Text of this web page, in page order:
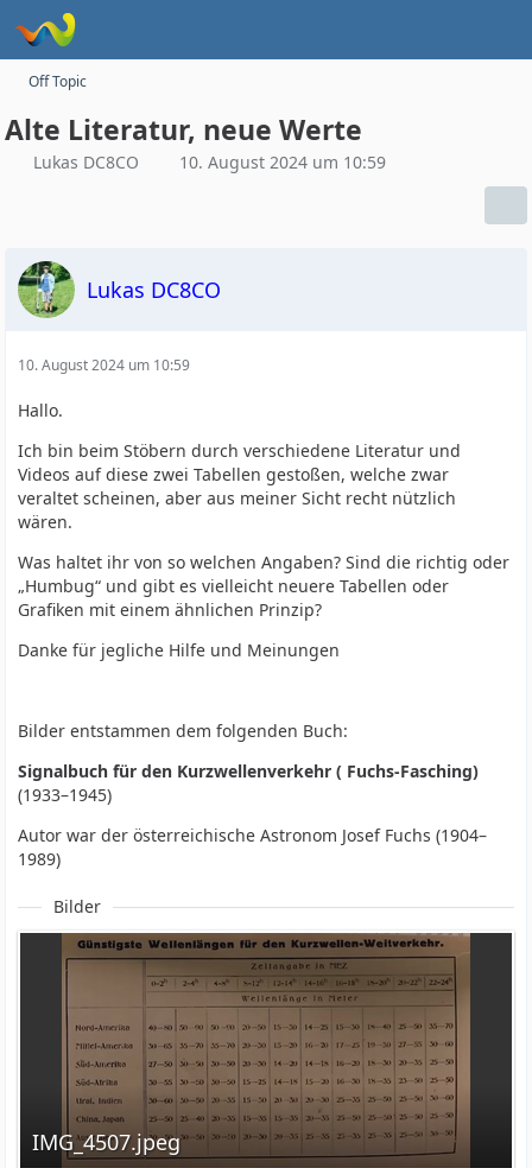
Off Topic
Alte Literatur, neue Werte
Lukas DC8CO 10. August 2024 um 10:59
Lukas DC8CO
10. August 2024 um 10:59
Hallo.
Ich bin beim Stöbern durch verschiedene Literatur und
Videos auf diese zwei Tabellen gestoßen, welche zwar
veraltet scheinen, aber aus meiner Sicht recht nützlich
wären.
Was haltet ihr von so welchen Angaben? Sind die richtig oder
„Humbug“ und gibt es vielleicht neuere Tabellen oder
Grafiken mit einem ähnlichen Prinzip?
Danke für jegliche Hilfe und Meinungen
Bilder entstammen dem folgenden Buch:
Signalbuch für den Kurzwellenverkehr ( Fuchs-Fasching)
(1933–1945)
Autor war der österreichische Astronom Josef Fuchs (1904–
1989)
Bilder
IMG_4507.jpeg